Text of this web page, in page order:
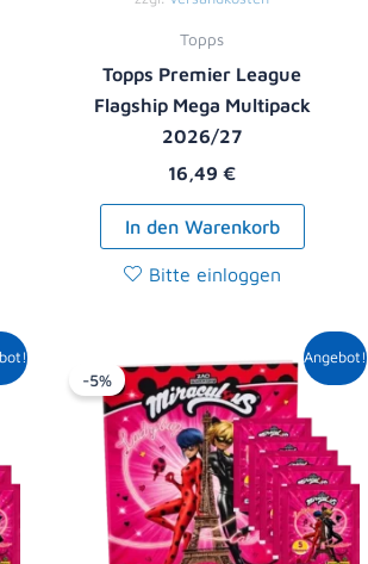
Topps
Topps Premier League
Flagship Mega Multipack
2026/27
16,49 €
In den Warenkorb
Bitte einloggen
Angebot!
-5%
Ursprünglicher
Preis
war:
8,90 €
Aktueller
Preis
ist:
8,49 €.